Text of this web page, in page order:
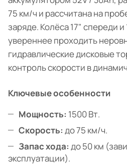
75 км/ч и рассчитана на
заряде. Колёса 17" спереди
увереннее проходить
гидравлические дисковые
контроль скорости в
Ключевые особенности
Мощность: 1500 Вт.
Скорость: до 75 км/ч.
Запас хода: до 50 км
эксплуатации).